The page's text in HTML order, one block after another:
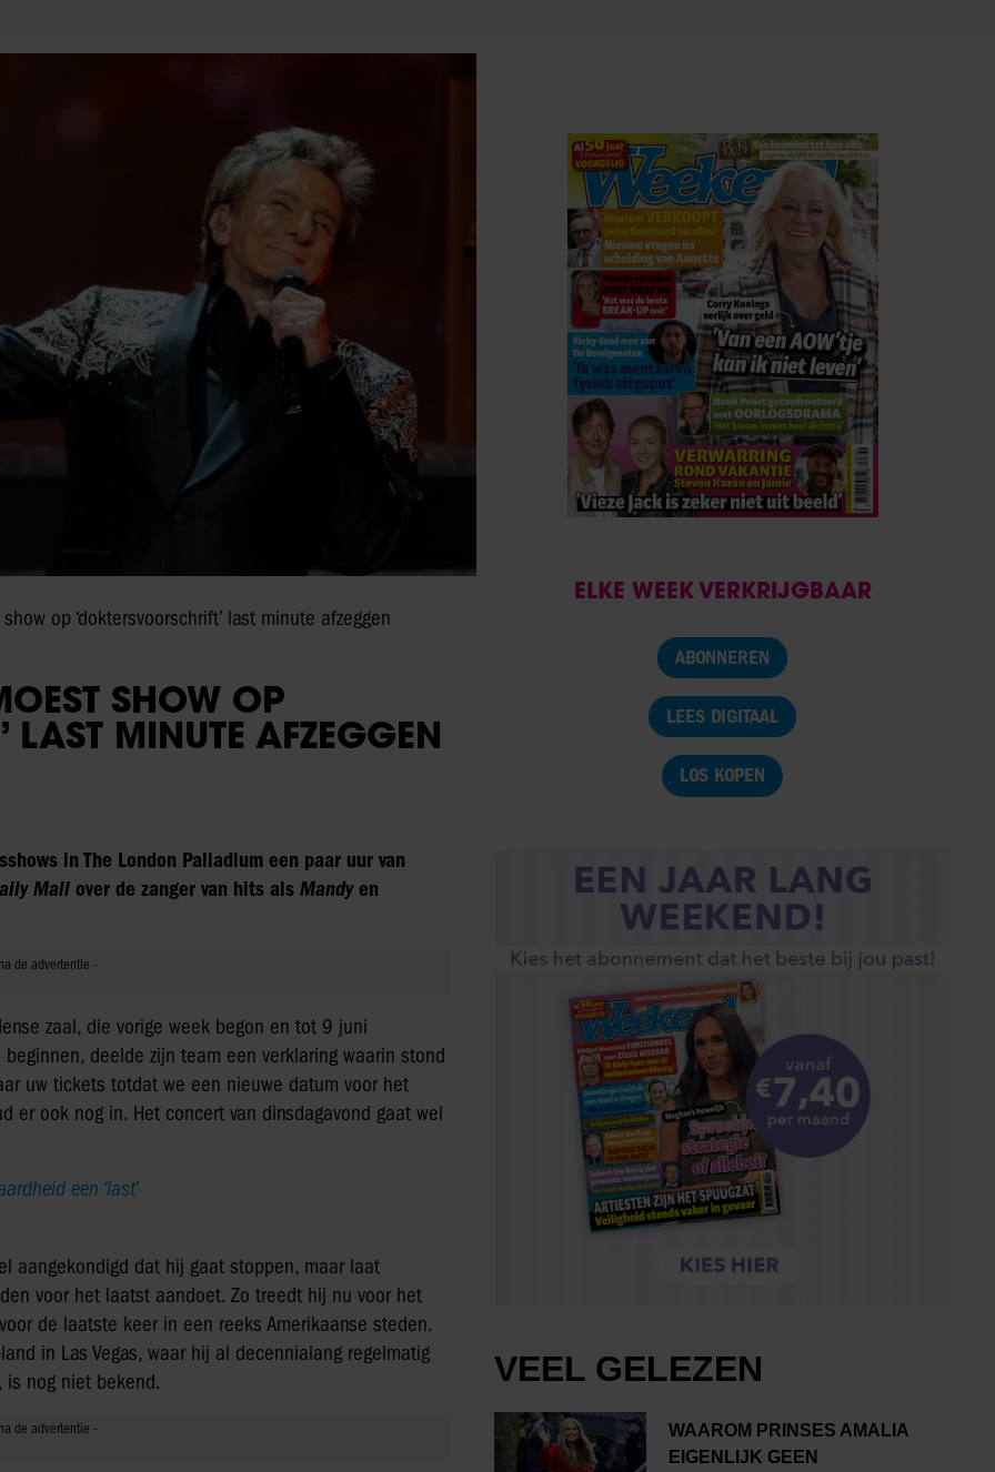
op ‘doktersvoorschrift’ last minute afzeggen
SHOW OP
LAST MINUTE AFZEGGEN
in The London Palladium een paar uur van
Mail over de zanger van hits als Mandyen
zaal, die vorige week begon en tot 9 juni
deelde zijn team een verklaring waarin stond
uw tickets totdat we een nieuwe datum voor het
er ook nog in. Het concert van dinsdagavond gaat wel
een ‘last’
aangekondigd dat hij gaat stoppen, maar laat
voor het laatst aandoet. Zo treedt hij nu voor het
de laatste keer in een reeks Amerikaanse steden.
in Las Vegas, waar hij al decennialang regelmatig
is nog niet bekend.
ELKE WEEK VERKRIJGBAAR
ABONNEREN
LEES DIGITAAL
LOS KOPEN